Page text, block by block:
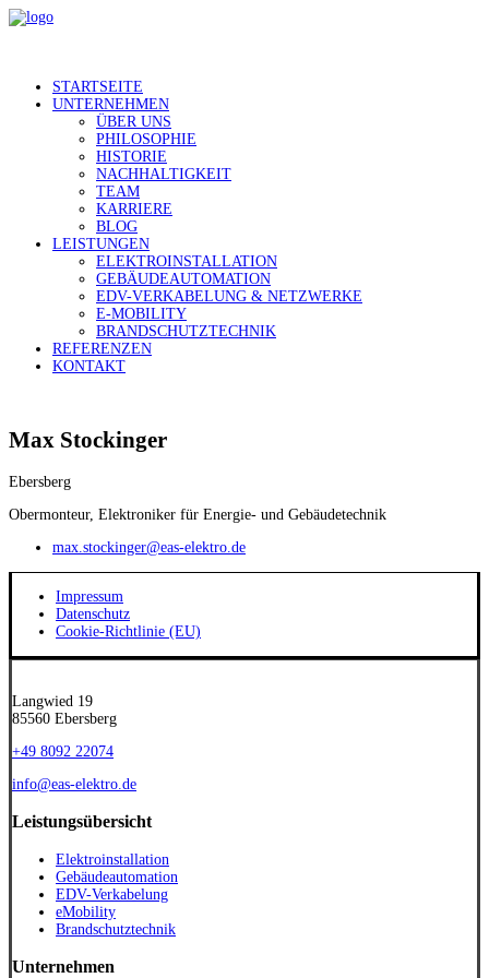
STARTSEITE
UNTERNEHMEN
ÜBER UNS
PHILOSOPHIE
HISTORIE
NACHHALTIGKEIT
TEAM
KARRIERE
BLOG
LEISTUNGEN
ELEKTROINSTALLATION
GEBÄUDEAUTOMATION
EDV-VERKABELUNG & NETZWERKE
E-MOBILITY
BRANDSCHUTZTECHNIK
REFERENZEN
KONTAKT
Max Stockinger
Ebersberg
Obermonteur, Elektroniker für Energie- und Gebäudetechnik
max.stockinger@eas-elektro.de
Impressum
Datenschutz
Cookie-Richtlinie (EU)
Langwied 19
85560 Ebersberg
+49 8092 22074
info@eas-elektro.de
Leistungsübersicht
Elektroinstallation
Gebäudeautomation
EDV-Verkabelung
eMobility
Brandschutztechnik
Unternehmen